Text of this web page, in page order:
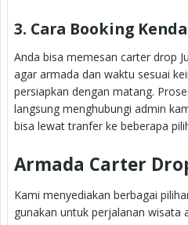
3. Cara Booking
Anda bisa memesan carter drop
agar armada dan waktu sesuai
persiapkan dengan matang.
langsung menghubungi admin
bisa lewat tranfer ke beberapa
Armada Carter
Kami menyediakan berbagai
gunakan untuk perjalanan wisata